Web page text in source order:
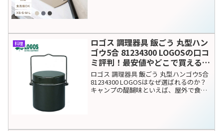
料理
ロゴス 調理器具 飯ごう 丸型ハン
ゴウ5合 81234300 LOGOSの口コ
ミ評判！最安値やどこで買えるか
徹底調査
ロゴス 調理器具 飯ごう 丸型ハンゴウ5合
81234300 LOGOSはなぜ選ばれるのか？
キャンプの醍醐味といえば、屋外で食べ